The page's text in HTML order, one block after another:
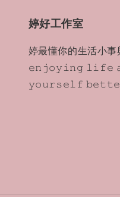
婷好工作室
婷最懂你的生活小事
𝚎𝚗𝚓𝚘𝚢𝚒𝚗𝚐 𝚕𝚒𝚏𝚎
𝚢𝚘𝚞𝚛𝚜𝚎𝚕𝚏